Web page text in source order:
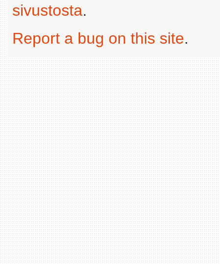
sivustosta.
Report a bug on this site.